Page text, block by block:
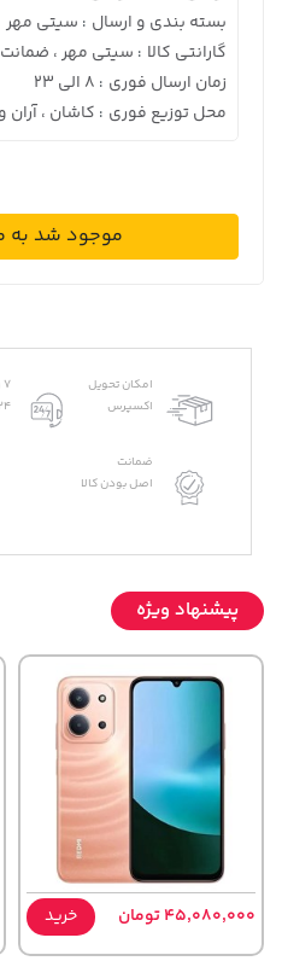
بسته بندی و ارسال : سیتی مهر
گارانتی کالا : سیتی مهر ،
زمان ارسال فوری : 8 الی 23
محل توزیع فوری : کاشان ،
موجود شد به
امکان تحویل
اکسپرس
7 روز هفته
24
ضمانت
اصل بودن کالا
پیشنهاد ویژه
45,080,000 تومان خرید